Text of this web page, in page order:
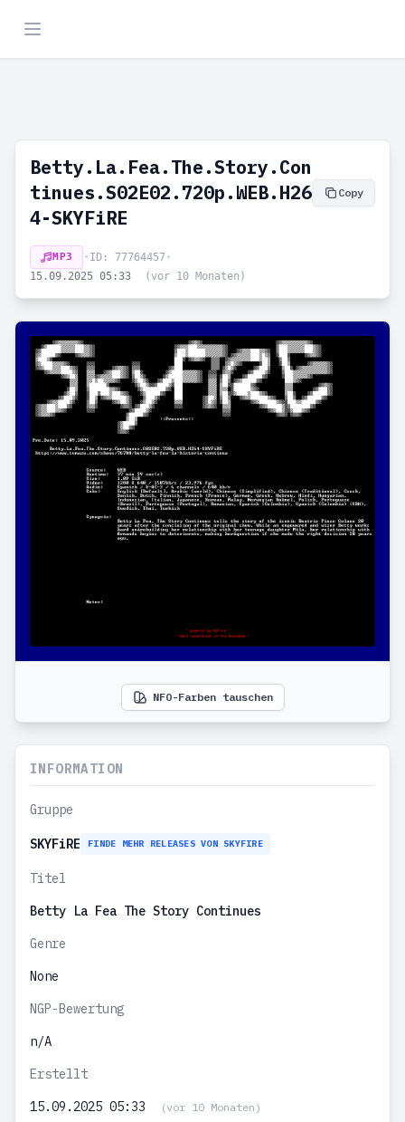
Betty.La.Fea.The.Story.Con
tinues.S02E02.720p.WEB.H26
4-SKYFiRE
Copy
MP3 • ID: 77764457•
15.09.2025 05:33
(vor 10 Monaten)
NFO-Farben tauschen
INFORMATION
Gruppe
SKYFiRE FINDE MEHR RELEASES VON SKYFIRE
Titel
Betty La Fea The Story Continues
Genre
None
NGP-Bewertung
n/A
Erstellt
15.09.2025 05:33
(vor 10 Monaten)